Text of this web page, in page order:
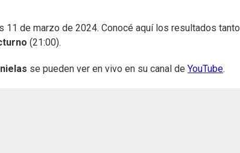
11 de marzo de 2024. Conocé aquí los resultados tanto
(21:00).
se pueden ver en vivo en su canal de YouTube.